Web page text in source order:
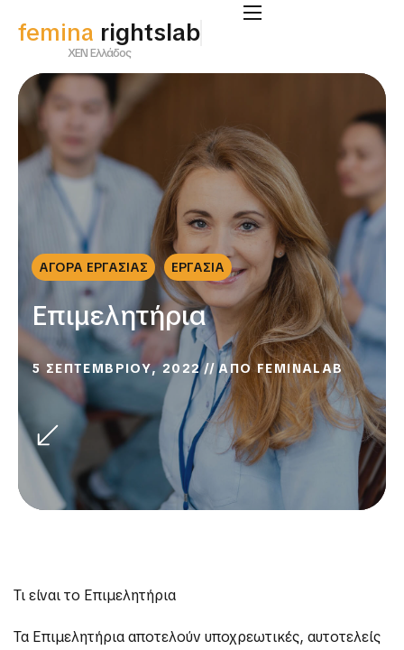
femina rightslab
ΧΕΝ Ελλάδος
ΑΓΟΡΑ ΕΡΓΑΣΙΑΣ ΕΡΓΑΣΙΑ
Επιμελητήρια
5 ΣΕΠΤΕΜΒΡΙΟΥ, 2022 ΑΠΟFEMINALAB
Τι είναι το Επιμελητήρια
Τα Επιμελητήρια αποτελούν υποχρεωτικές, αυτοτελείς